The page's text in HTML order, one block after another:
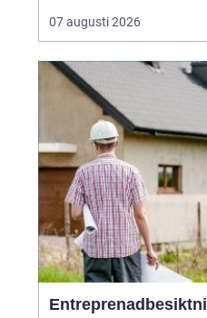
processen enkel. För
många bilägare handlar
saker: trygg
avregistrering, rimlig
ersättning och omtanke
om miljön. I
Stockholmsområdet
finns flera alternativ...
07 augusti 2026
Entreprenadbesiktni